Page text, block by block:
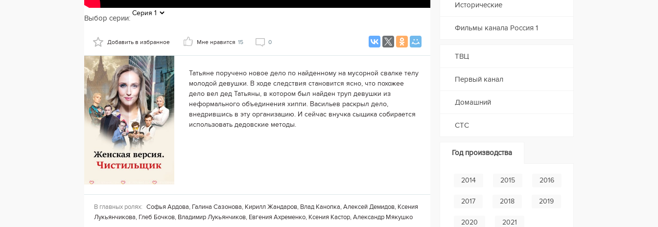
Выбор серии:
Добавить в избранное Мне нравится 15 0
Татьяне поручено новое дело по найденному на мусорной свалке телу
молодой девушки. В ходе следствия становится ясно, что похожее
дело вел дед Татьяны, в котором был найден труп девушки из
неформального объединения хиппи. Васильев раскрыл дело,
внедрившись в эту организацию. И сейчас внучка сыщика собирается
использовать дедовские методы.
В главных ролях: Софья Ардова, Галина Сазонова, Кирилл Жандаров, Влад Канопка, Алексей Демидов, Ксения
Лукьянчикова, Глеб Бочков, Владимир Лукьянчиков, Евгения Ахременко, Ксения Кастор, Александр Мякушко
Исторические
Фильмы канала Россия 1
ТВЦ
Первый канал
Домашний
СТС
Год производства
2014 2015 2016
2017 2018 2019
2020 2021